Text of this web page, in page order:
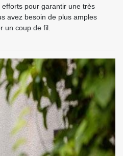
pour garantir une très
avez besoin de plus amples
un coup de fil.